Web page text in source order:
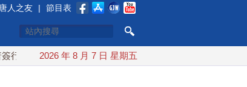
人之友 | 節目表
多晶矽課15%關稅 白海豚颱風最快下午海警！父親
2026 年 8 月 7 日 星期五